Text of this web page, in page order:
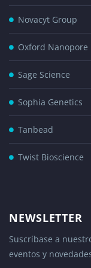
Novacyt Group
Oxford Nanopore
Sage Science
Sophia Genetics
Tanbead
Twist Bioscience
NEWSLETTER
Suscríbase a
eventos y